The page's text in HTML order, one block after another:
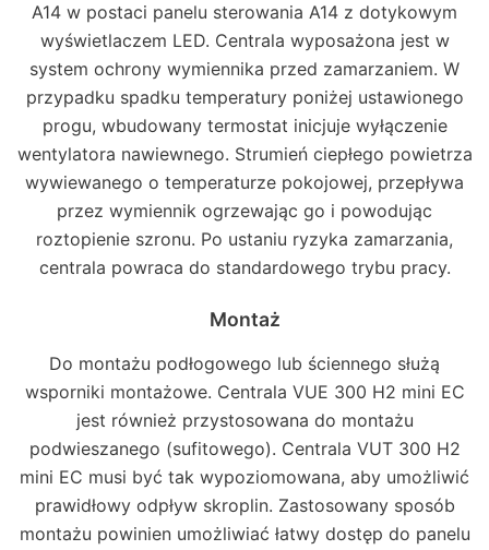
A14 w postaci panelu sterowania A14 z dotykowym
wyświetlaczem LED. Centrala wyposażona jest w
system ochrony wymiennika przed zamarzaniem. W
przypadku spadku temperatury poniżej ustawionego
progu, wbudowany termostat inicjuje wyłączenie
wentylatora nawiewnego. Strumień ciepłego powietrza
wywiewanego o temperaturze pokojowej, przepływa
przez wymiennik ogrzewając go i powodując
roztopienie szronu. Po ustaniu ryzyka zamarzania,
centrala powraca do standardowego trybu pracy.
Montaż
Do montażu podłogowego lub ściennego służą
wsporniki montażowe. Centrala VUE 300 H2 mini EC
jest również przystosowana do montażu
podwieszanego (sufitowego). Centrala VUT 300 H2
mini EC musi być tak wypoziomowana, aby umożliwić
prawidłowy odpływ skroplin. Zastosowany sposób
montażu powinien umożliwiać łatwy dostęp do panelu